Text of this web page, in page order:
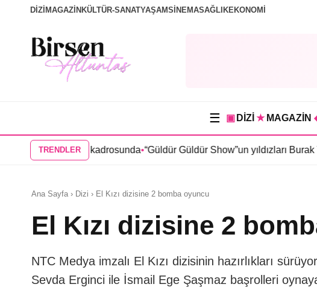
DİZİ MAGAZİN KÜLTÜR-SANATYAŞAMSİNEMASAĞLIKEKONOMİ
☰ ▣ DİZİ ★ MAGAZİN
TRENDLER
dizisi kadrosunda•“Güldür Güldür Show”un yıldızları Burak
Ana Sayfa › Dizi › El Kızı dizisine 2 bomba oyuncu
El Kızı dizisine 2
NTC Medya imzalı El Kızı dizisinin hazırlıkları
Sevda Erginci ile İsmail Ege Şaşmaz başrolleri